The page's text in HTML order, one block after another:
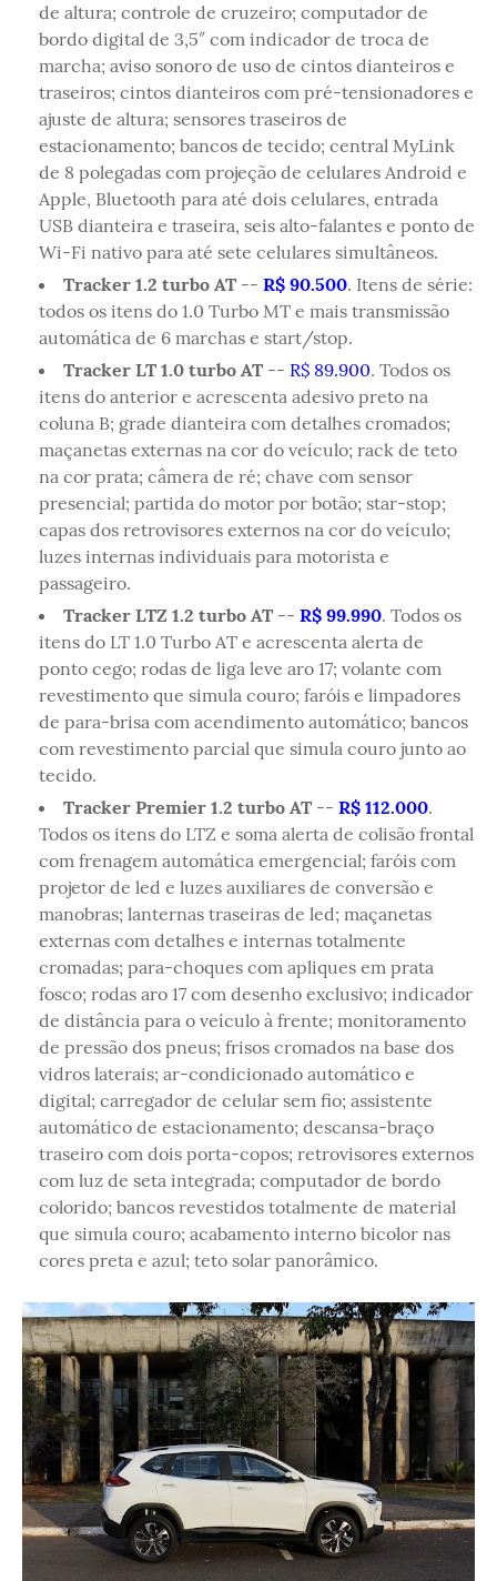
de altura; controle de cruzeiro; computador de
bordo digital de 3,5″ com indicador de troca de
marcha; aviso sonoro de uso de cintos dianteiros e
traseiros; cintos dianteiros com pré-tensionadores e
ajuste de altura; sensores traseiros de
estacionamento; bancos de tecido; central MyLink
de 8 polegadas com projeção de celulares Android e
Apple, Bluetooth para até dois celulares, entrada
USB dianteira e traseira, seis alto-falantes e ponto de
Wi-Fi nativo para até sete celulares simultâneos.
Tracker 1.2 turbo AT -- R$ 90.500. Itens de série:
todos os itens do 1.0 Turbo MT e mais transmissão
automática de 6 marchas e start/stop.
Tracker LT 1.0 turbo AT -- R$ 89.900. Todos os
itens do anterior e acrescenta adesivo preto na
coluna B; grade dianteira com detalhes cromados;
maçanetas externas na cor do veículo; rack de teto
na cor prata; câmera de ré; chave com sensor
presencial; partida do motor por botão; star-stop;
capas dos retrovisores externos na cor do veículo;
luzes internas individuais para motorista e
passageiro.
Tracker LTZ 1.2 turbo AT -- R$ 99.990. Todos os
itens do LT 1.0 Turbo AT e acrescenta alerta de
ponto cego; rodas de liga leve aro 17; volante com
revestimento que simula couro; faróis e limpadores
de para-brisa com acendimento automático; bancos
com revestimento parcial que simula couro junto ao
tecido.
Tracker Premier 1.2 turbo AT -- R$ 112.000.
Todos os itens do LTZ e soma alerta de colisão frontal
com frenagem automática emergencial; faróis com
projetor de led e luzes auxiliares de conversão e
manobras; lanternas traseiras de led; maçanetas
externas com detalhes e internas totalmente
cromadas; para-choques com apliques em prata
fosco; rodas aro 17 com desenho exclusivo; indicador
de distância para o veículo à frente; monitoramento
de pressão dos pneus; frisos cromados na base dos
vidros laterais; ar-condicionado automático e
digital; carregador de celular sem fio; assistente
automático de estacionamento; descansa-braço
traseiro com dois porta-copos; retrovisores externos
com luz de seta integrada; computador de bordo
colorido; bancos revestidos totalmente de material
que simula couro; acabamento interno bicolor nas
cores preta e azul; teto solar panorâmico.